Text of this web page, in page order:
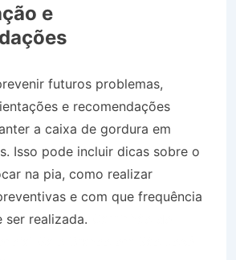
e
futuros problemas,
e recomendações
a caixa de gordura em
Isso pode incluir dicas sobre o
na pia, como realizar
e com que frequência
ser realizada.